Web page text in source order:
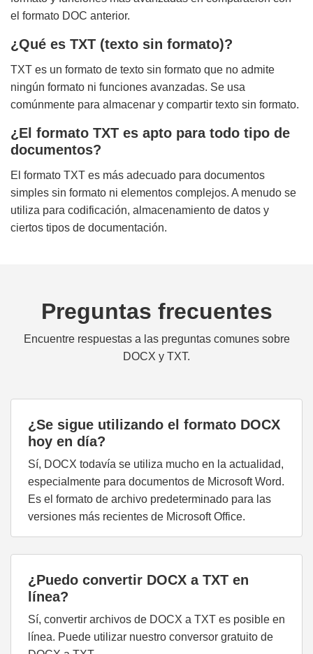
el formato DOC anterior.
¿Qué es TXT (texto sin formato)?
TXT es un formato de texto sin formato que no admite
ningún formato ni funciones avanzadas. Se usa
comúnmente para almacenar y compartir texto sin formato.
¿El formato TXT es apto para todo tipo de
documentos?
El formato TXT es más adecuado para documentos
simples sin formato ni elementos complejos. A menudo se
utiliza para codificación, almacenamiento de datos y
ciertos tipos de documentación.
Preguntas frecuentes
Encuentre respuestas a las preguntas comunes sobre
DOCX y TXT.
¿Se sigue utilizando el formato DOCX
hoy en día?
Sí, DOCX todavía se utiliza mucho en la actualidad,
especialmente para documentos de Microsoft Word.
Es el formato de archivo predeterminado para las
versiones más recientes de Microsoft Office.
¿Puedo convertir DOCX a TXT en
línea?
Sí, convertir archivos de DOCX a TXT es posible en
línea. Puede utilizar nuestro conversor gratuito de